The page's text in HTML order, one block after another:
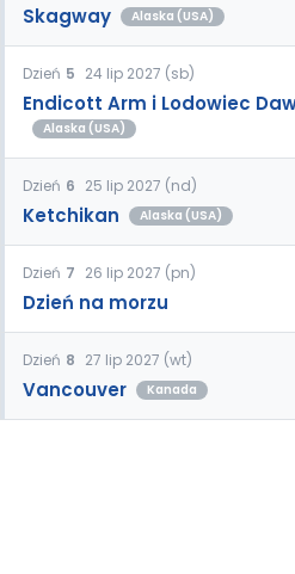
Skagway Alaska (USA)
Dzień 5 24 lip 2027 (sb)
Endicott Arm i Lodowiec
Alaska (USA)
Dzień 6 25 lip 2027 (nd)
Ketchikan Alaska (USA)
Dzień 7 26 lip 2027 (pn)
Dzień na morzu
Dzień 8 27 lip 2027 (wt)
Vancouver Kanada